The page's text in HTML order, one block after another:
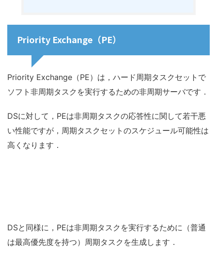
Priority Exchange（PE）
Priority Exchange（PE）は，ハード周期タスクセットで
ソフト非周期タスクを実行するための非周期サーバです．
DSに対して，PEは非周期タスクの応答性に関して若干悪
い性能ですが，周期タスクセットのスケジュール可能性は
高くなります．
DSと同様に，PEは非周期タスクを実行するために（普通
は最高優先度を持つ）周期タスクを生成します．